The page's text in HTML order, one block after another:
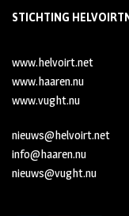
STICHTING
www.helvoirt.net
www.haaren.nu
www.vught.nu
nieuws@helvoirt.net
info@haaren.nu
nieuws@vught.nu